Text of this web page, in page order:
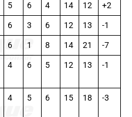
5 6 4 14 12
+2
6 3 6 12 13
-1
6 1 8 14 21
-7
4 6 5 12 13 -1
4 5 6 15 18 -3